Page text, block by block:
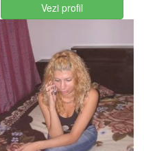
Vezi profil